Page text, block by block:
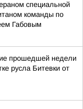
специальной
команды по
Габовым
прошедшей недели
русла Битевки от